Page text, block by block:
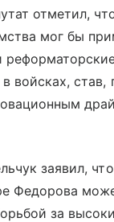
отметил,
мог бы
войсках, став,
заявил,
Федорова
за